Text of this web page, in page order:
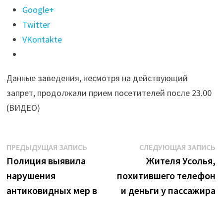
"Нарру,
«Цех»
еще
баров
нарушили
ограничительные
в
Иркутске"
Google+
Twitter
VKontakte
Данные заведения, несмотря на действующий
запрет, продолжали прием посетителей после 23.00
(ВИДЕО)
Навигация
по
записям
ПРЕДЫДУЩАЯ ЗАПИСЬПредыдущая
Полиция выявила
нарушения
антиковидных мер в
СЛЕДУЮЩАЯ ЗАПИСЬ
Жителя Усолья,
похитившего телефон
и деньги у пассажира